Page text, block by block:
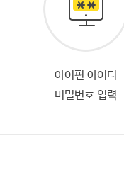
아이핀 아이디
비밀번호 입력